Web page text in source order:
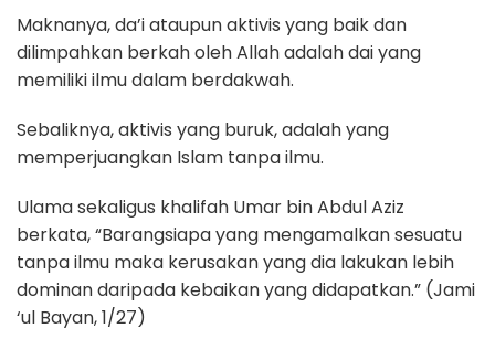
Maknanya, da’i ataupun aktivis yang baik dan
dilimpahkan berkah oleh Allah adalah dai yang
memiliki ilmu dalam berdakwah.
Sebaliknya, aktivis yang buruk, adalah yang
memperjuangkan Islam tanpa ilmu.
Ulama sekaligus khalifah Umar bin Abdul Aziz
berkata, “Barangsiapa yang mengamalkan sesuatu
tanpa ilmu maka kerusakan yang dia lakukan lebih
dominan daripada kebaikan yang didapatkan.” (Jami
‘ul Bayan, 1/27)